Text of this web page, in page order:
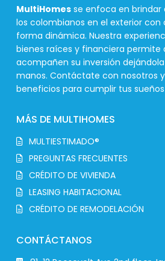
MultiHomes se enfoca en brindar
los colombianos en el exterior
forma dinámica. Nuestra
bienes raíces y financiera permite
acompañen su inversión
manos. Contáctate con nosotros
beneficios para cumplir tus
MÁS DE MULTIHOMES
MULTIESTIMADO®
PREGUNTAS FRECUENTES
CRÉDITO DE VIVIENDA
LEASING HABITACIONAL
CRÉDITO DE REMODELACIÓN
CONTÁCTANOS